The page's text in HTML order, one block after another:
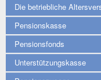
Die betriebliche
Pensionskasse
Pensionsfonds
Unterstützungskasse